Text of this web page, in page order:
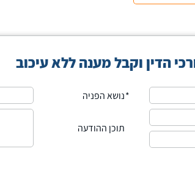
הדין וקבל מענה ללא עיכוב
נושא הפניה
תוכן ההודעה